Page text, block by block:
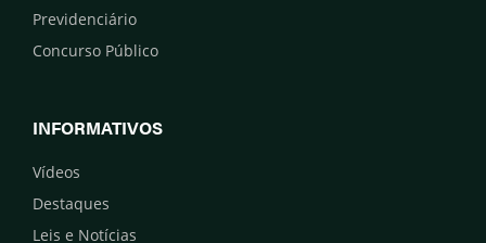
Previdenciário
Concurso Público
INFORMATIVOS
Vídeos
Destaques
Leis e Notícias